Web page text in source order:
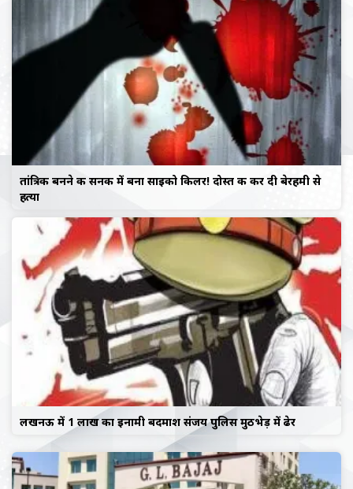
तांत्रिक बनने की सनक में बना साइको किलर! दोस्त की कर दी बेरहमी से
हत्या
लखनऊ में 1 लाख का इनामी बदमाश संजय पुलिस मुठभेड़ में ढेर